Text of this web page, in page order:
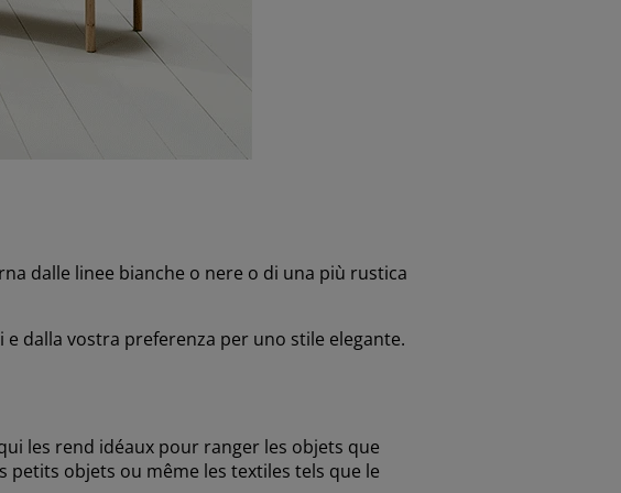
dalle linee bianche o nere o di una più rustica
dalla vostra preferenza per uno stile elegante.
les rend idéaux pour ranger les objets que
objets ou même les textiles tels que le